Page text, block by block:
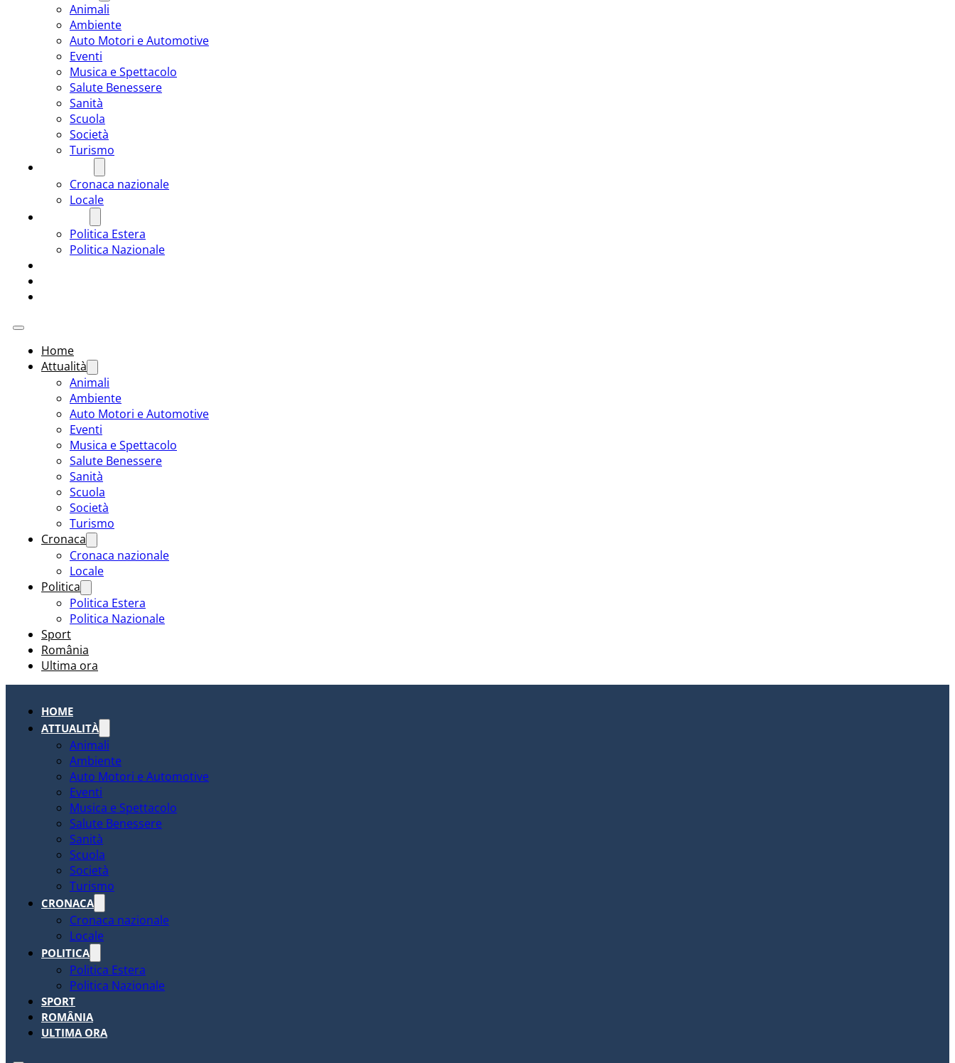
Animali
Ambiente
Auto Motori e Automotive
Eventi
Musica e Spettacolo
Salute Benessere
Sanità
Scuola
Società
Turismo
Cronaca nazionale
Locale
Politica Estera
Politica Nazionale
Home
Attualità
Animali
Ambiente
Auto Motori e Automotive
Eventi
Musica e Spettacolo
Salute Benessere
Sanità
Scuola
Società
Turismo
Cronaca
Cronaca nazionale
Locale
Politica
Politica Estera
Politica Nazionale
Sport
România
Ultima ora
HOME
ATTUALITÀ
Animali
Ambiente
Auto Motori e Automotive
Eventi
Musica e Spettacolo
Salute Benessere
Sanità
Scuola
Società
Turismo
CRONACA
Cronaca nazionale
Locale
POLITICA
Politica Estera
Politica Nazionale
SPORT
ROMÂNIA
ULTIMA ORA